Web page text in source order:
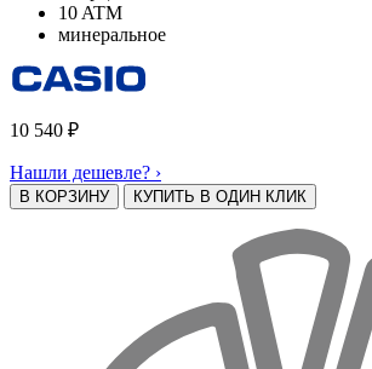
10 ATM
минеральное
10 540 ₽
Нашли дешевле? ›
В КОРЗИНУ КУПИТЬ В ОДИН КЛИК